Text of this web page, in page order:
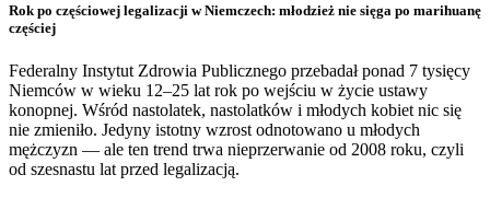
Rok po częściowej legalizacji w Niemczech: młodzież nie sięga po marihuanę
częściej
Federalny Instytut Zdrowia Publicznego przebadał ponad 7 tysięcy
Niemców w wieku 12–25 lat rok po wejściu w życie ustawy
konopnej. Wśród nastolatek, nastolatków i młodych kobiet nic się
nie zmieniło. Jedyny istotny wzrost odnotowano u młodych
mężczyzn — ale ten trend trwa nieprzerwanie od 2008 roku, czyli
od szesnastu lat przed legalizacją.